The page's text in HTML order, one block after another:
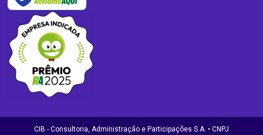
CIB - Consultoria, Administração e Participações S.A. • CNPJ